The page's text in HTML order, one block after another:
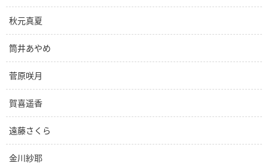
秋元真夏
筒井あやめ
菅原咲月
賀喜遥香
遠藤さくら
金川紗耶